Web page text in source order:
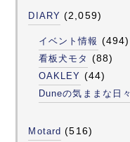
DIARY (2,059)
イベント情報 (494)
看板犬モタ (88)
OAKLEY (44)
Duneの気ままな日々
Motard (516)